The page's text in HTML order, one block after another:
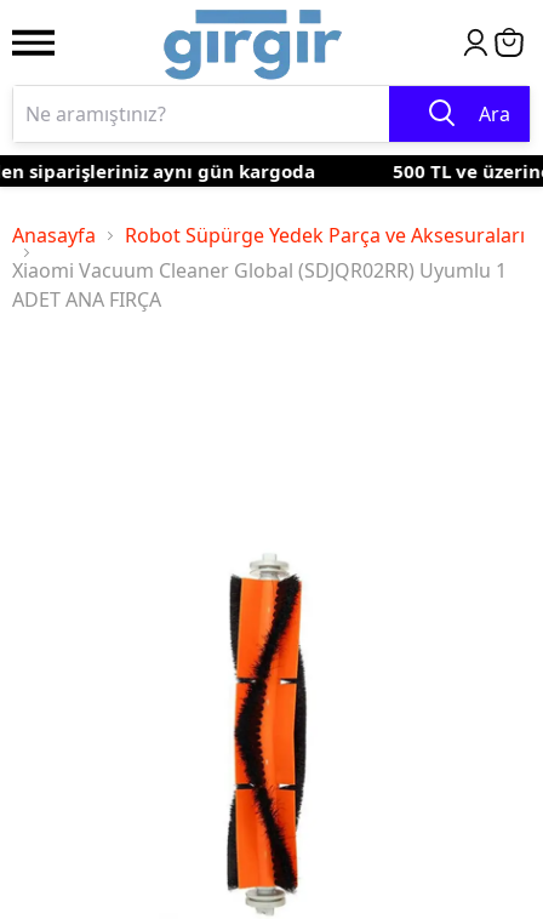
Ara
siparişleriniz aynı gün kargoda 500 TL ve
Anasayfa
Robot Süpürge Yedek Parça ve Aksesuraları
Xiaomi Vacuum Cleaner Global (SDJQR02RR) Uyumlu 1
ADET ANA FIRÇA